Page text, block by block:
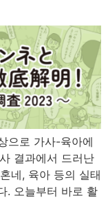
으로 가사-육아에
결과에서 드러난
네, 육아 등의 실태
. 오늘부터 바로 활